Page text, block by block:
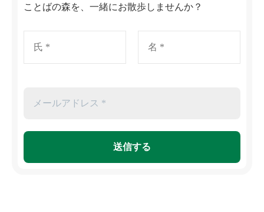
ことばの森を、一緒にお散歩しませんか？